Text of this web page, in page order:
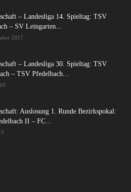
– Landesliga 14. Spieltag: TSV
– SV Leingarten...
2017
– Landesliga 30. Spieltag: TSV
– TSV Pfedelbach...
Auslosung 1. Runde Bezirkspokal:
II – FC...